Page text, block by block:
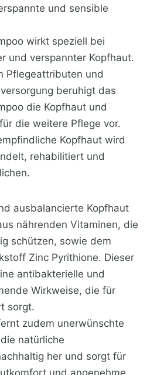
und sensible
wirkt speziell bei
und verspannter Kopfhaut.
Pflegeattributen und
beruhigt das
die Kopfhaut und
die weitere Pflege vor.
Kopfhaut wird
rehabilitiert und
ausbalancierte Kopfhaut
nährenden Vitaminen, die
schützen, sowie dem
Zinc Pyrithione. Dieser
antibakterielle und
Wirkweise, die für
sorgt.
zudem unerwünschte
natürliche
her und sorgt für
und angenehme